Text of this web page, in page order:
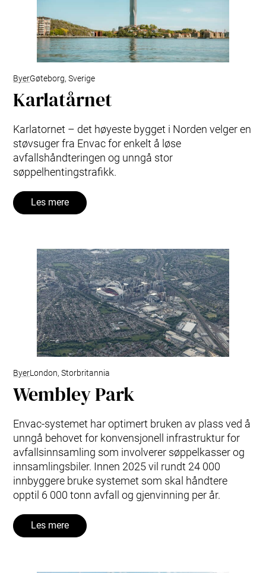
ByerGøteborg, Sverige
Karlatårnet
Karlatornet – det høyeste bygget i Norden velger en
støvsuger fra Envac for enkelt å løse
avfallshåndteringen og unngå stor
søppelhentingstrafikk.
Les mere
ByerLondon, Storbritannia
Wembley Park
Envac-systemet har optimert bruken av plass ved å
unngå behovet for konvensjonell infrastruktur for
avfallsinnsamling som involverer søppelkasser og
innsamlingsbiler. Innen 2025 vil rundt 24 000
innbyggere bruke systemet som skal håndtere
opptil 6 000 tonn avfall og gjenvinning per år.
Les mere